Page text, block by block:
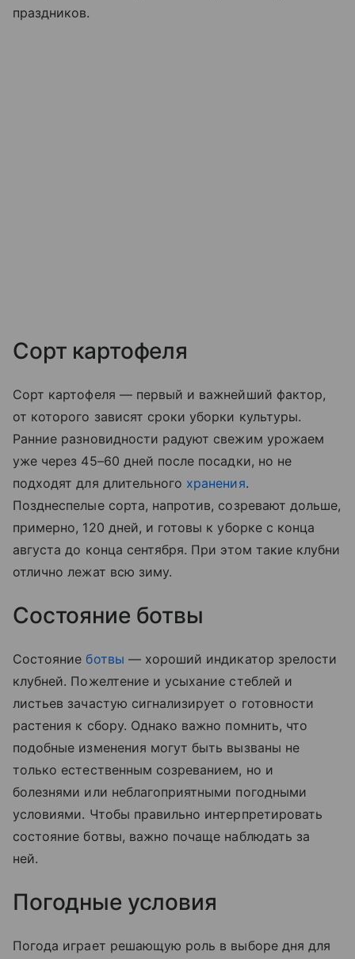
праздников.
Сорт картофеля
Сорт картофеля — первый и важнейший фактор,
от которого зависят сроки уборки культуры.
Ранние разновидности радуют свежим урожаем
уже через 45–60 дней после посадки, но не
подходят для длительного хранения.
Позднеспелые сорта, напротив, созревают дольше,
примерно, 120 дней, и готовы к уборке с конца
августа до конца сентября. При этом такие клубни
отлично лежат всю зиму.
Состояние ботвы
Состояниеботвы — хороший индикатор зрелости
клубней. Пожелтение и усыхание стеблей и
листьев зачастую сигнализирует о готовности
растения к сбору. Однако важно помнить, что
подобные изменения могут быть вызваны не
только естественным созреванием, но и
болезнями или неблагоприятными погодными
условиями. Чтобы правильно интерпретировать
состояние ботвы, важно почаще наблюдать за
ней.
Погодные условия
Погода играет решающую роль в выборе дня для